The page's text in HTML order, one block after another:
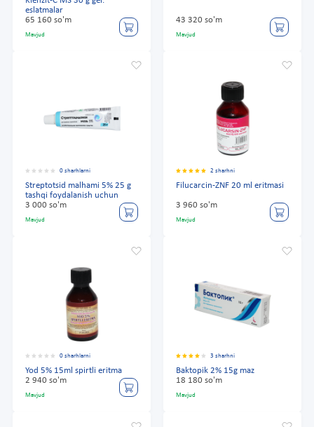
eslatmalar
65 160 so'm
Mavjud
43 320 so'm
Mavjud
0 sharhlarni
Streptotsid malhami 5% 25 g
tashqi foydalanish uchun
3 000 so'm
Mavjud
2 sharhni
Filucarcin-ZNF 20 ml eritmasi
3 960 so'm
Mavjud
0 sharhlarni
Yod 5% 15ml spirtli eritma
2 940 so'm
Mavjud
3 sharhni
Baktopik 2% 15g maz
18 180 so'm
Mavjud